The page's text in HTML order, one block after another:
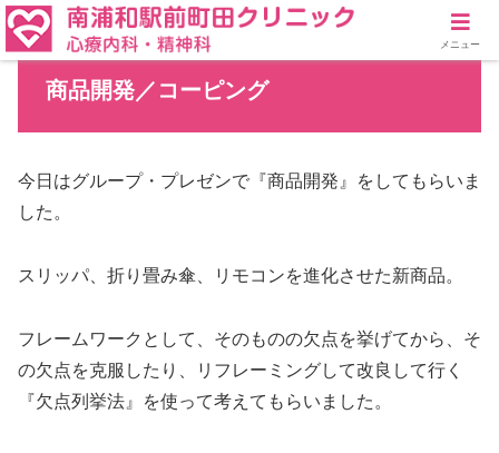
商品開発／コーピング
今日はグループ・プレゼンで『商品開発』をしてもらいま
した。
スリッパ、折り畳み傘、リモコンを進化させた新商品。
フレームワークとして、そのものの欠点を挙げてから、そ
の欠点を克服したり、リフレーミングして改良して行く
『欠点列挙法』を使って考えてもらいました。
メニュー